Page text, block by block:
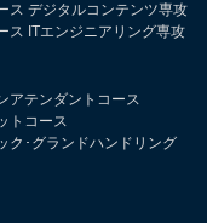
ス デジタルコンテンツ専攻
ス ITエンジニアリング専攻
アテンダントコース
トコース
ク･グランドハンドリング